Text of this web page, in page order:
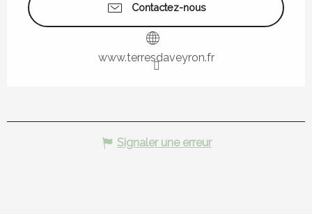
Contactez-nous
www.terresdaveyron.fr
Signaler une erreur